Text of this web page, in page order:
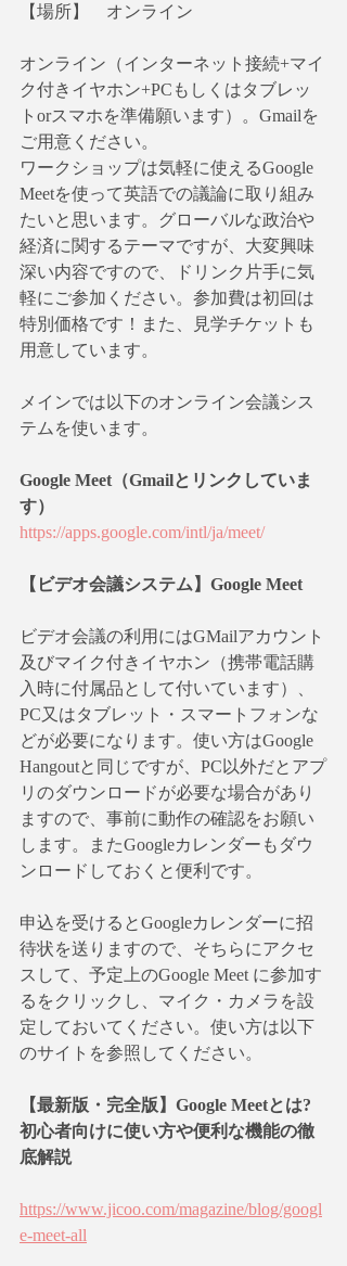
【場所】　オンライン
オンライン（インターネット接続+マイ
ク付きイヤホン+PCもしくはタブレッ
トorスマホを準備願います）。Gmailを
ご用意ください。
ワークショップは気軽に使えるGoogle
Meetを使って英語での議論に取り組み
たいと思います。グローバルな政治や
経済に関するテーマですが、大変興味
深い内容ですので、ドリンク片手に気
軽にご参加ください。参加費は初回は
特別価格です！また、見学チケットも
用意しています。
メインでは以下のオンライン会議シス
テムを使います。
Google Meet（Gmailとリンクしていま
す）
https://apps.google.com/intl/ja/meet/
【ビデオ会議システム】Google Meet
ビデオ会議の利用にはGMailアカウント
及びマイク付きイヤホン（携帯電話購
入時に付属品として付いています）、
PC又はタブレット・スマートフォンな
どが必要になります。使い方はGoogle
Hangoutと同じですが、PC以外だとアプ
リのダウンロードが必要な場合があり
ますので、事前に動作の確認をお願い
します。またGoogleカレンダーもダウ
ンロードしておくと便利です。
申込を受けるとGoogleカレンダーに招
待状を送りますので、そちらにアクセ
スして、予定上のGoogle Meet に参加す
るをクリックし、マイク・カメラを設
定しておいてください。使い方は以下
のサイトを参照してください。
【最新版・完全版】Google Meetとは?
初心者向けに使い方や便利な機能の徹
底解説
https://www.jicoo.com/magazine/blog/googl
e-meet-all